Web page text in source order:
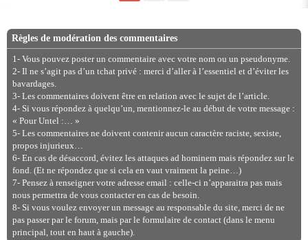
Règles de modération des commentaires
1- Vous pouvez poster un commentaire avec votre nom ou un pseudonyme.
2- Il ne s’agit pas d’un tchat privé : merci d’aller à l’essentiel et d’éviter les
bavardages.
3- Les commentaires doivent être en relation avec le sujet de l’article.
4- Si vous répondez à quelqu’un, mentionnez-le au début de votre message :
« Pour Untel :… »
5- Les commentaires ne doivent contenir aucun caractère raciste, sexiste,
propos injurieux…
6- En cas de désaccord, évitez les attaques ad hominem mais répondez sur le
fond. (Et ne répondez que si cela en vaut vraiment la peine…)
7- Pensez à renseigner votre adresse email : celle-ci n’apparaitra pas mais
nous permettra de vous contacter en cas de besoin.
8- Si vous voulez envoyer un message au responsable du site, merci de ne
pas passer par le forum, mais par le formulaire de contact (dans le menu
principal, tout en haut à gauche).